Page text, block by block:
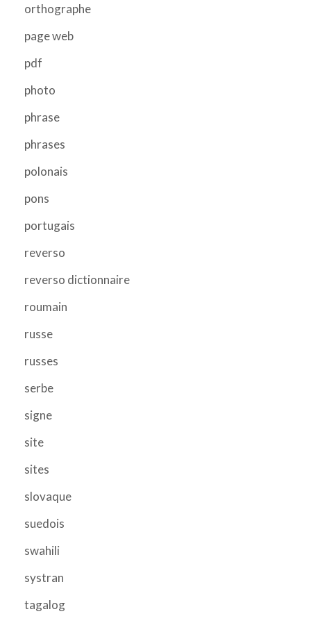
orthographe
page web
pdf
photo
phrase
phrases
polonais
pons
portugais
reverso
reverso dictionnaire
roumain
russe
russes
serbe
signe
site
sites
slovaque
suedois
swahili
systran
tagalog